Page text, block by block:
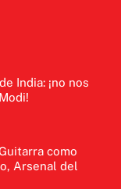
India: ¡no nos
como
Arsenal del